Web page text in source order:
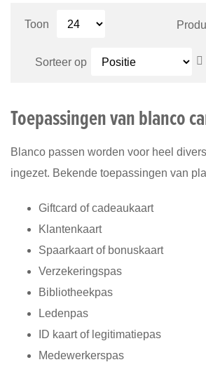
Toon
Sorteer op
Toepassingen van blanco
Blanco passen worden voor heel
ingezet. Bekende toepassingen van
Giftcard of cadeaukaart
Klantenkaart
Spaarkaart of bonuskaart
Verzekeringspas
Bibliotheekpas
Ledenpas
ID kaart of legitimatiepas
Medewerkerspas